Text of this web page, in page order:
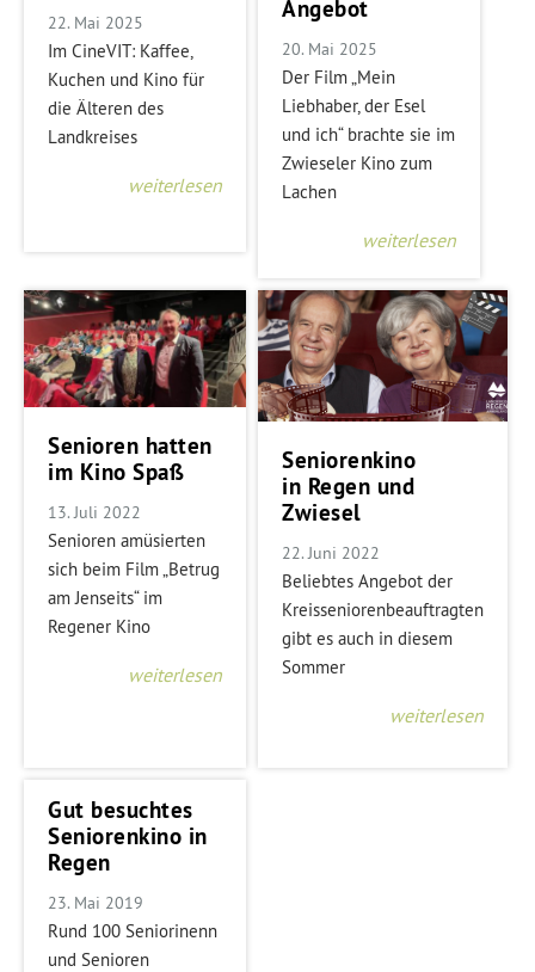
22. Mai 2025
Im CineVIT: Kaffee,
Kuchen und Kino für
die Älteren des
Landkreises
weiterlesen
Angebot
20. Mai 2025
Der Film „Mein
Liebhaber, der Esel
und ich“ brachte sie im
Zwieseler Kino zum
Lachen
weiterlesen
Senioren hatten
im Kino Spaß
13. Juli 2022
Senioren amüsierten
sich beim Film „Betrug
am Jenseits“ im
Regener Kino
weiterlesen
Seniorenkino
in Regen und
Zwiesel
22. Juni 2022
Beliebtes Angebot der
Kreisseniorenbeauftragten
gibt es auch in diesem
Sommer
weiterlesen
Gut besuchtes
Seniorenkino in
Regen
23. Mai 2019
Rund 100 Seniorinenn
und Senioren